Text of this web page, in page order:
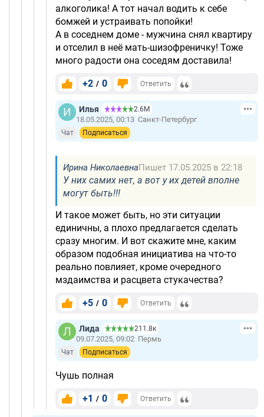
алкоголика! А тот начал водить к себе
бомжей и устраивать попойки!
А в соседнем доме - мужчина снял квартиру
и отселил в неё мать-шизофреничку! Тоже
много радости она соседям доставила!
+2 / 0 Ответить
Илья 2.6М
18.05.2025, 00:13 Санкт-Петербург
Чат Подписаться
Ирина НиколаевнаПишет 17.05.2025 в 22:18
У них самих нет, а вот у их детей вполне
могут быть!!!
И такое может быть, но эти ситуации
единичны, а плохо предлагается сделать
сразу многим. И вот скажите мне, каким
образом подобная инициатива на что-то
реально повлияет, кроме очередного
мздаимства и расцвета стукачества?
+5 / 0 Ответить
Лида 211.8к
09.07.2025, 09:02 Пермь
Чат Подписаться
Чушь полная
+1 / 0 Ответить